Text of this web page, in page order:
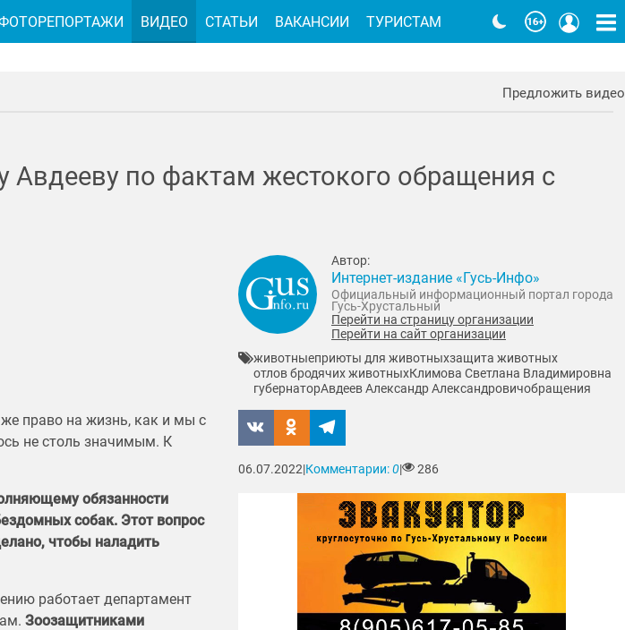
Предложить видео
по фактам жестокого обращения с
право на жизнь, как и мы с
не столь значимым. К
обязанности
собак. Этот вопрос
чтобы наладить
работает департамент
Зоозащитниками
Автор:
Интернет-издание «Гусь-Инфо»
Официальный информационный портал города
Гусь-Хрустальный
Перейти на страницу организации
Перейти на сайт организации
животныеприюты для животныхзащита животных
отлов бродячих животныхКлимова Светлана Владимировна
губернаторАвдеев Александр Александровичобращения
06.07.2022|Комментарии:0| 286
ВИДЕО СТАТЬИ ВАКАНСИИ ТУРИСТАМ